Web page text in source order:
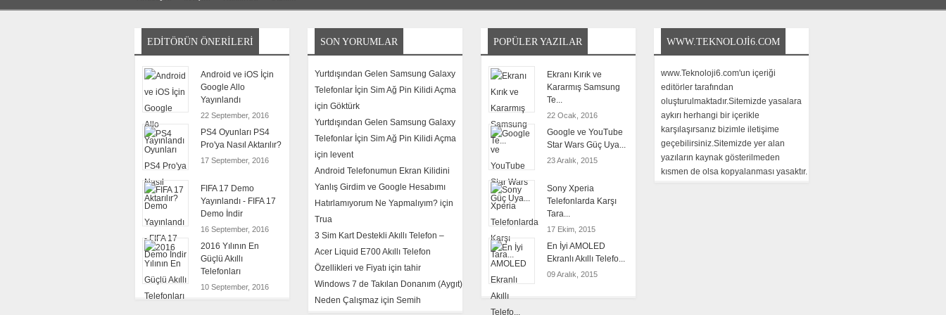
EDITÖRÜN ÖNERILERI
Android ve iOS İçin
Google Allo
Yayınlandı
22 September, 2016
PS4 Oyunları PS4
Pro'ya Nasıl Aktarılır?
17 September, 2016
FIFA 17 Demo
Yayınlandı - FIFA 17
Demo İndir
16 September, 2016
2016 Yılının En
Güçlü Akıllı
Telefonları
10 September, 2016
SON YORUMLAR
Yurtdışından Gelen Samsung Galaxy
Telefonlar İçin Sim Ağ Pin Kilidi Açma
için Göktürk
Yurtdışından Gelen Samsung Galaxy
Telefonlar İçin Sim Ağ Pin Kilidi Açma
için levent
Android Telefonumun Ekran Kilidini
Yanlış Girdim ve Google Hesabımı
Hatırlamıyorum Ne Yapmalıyım? için
Trua
3 Sim Kart Destekli Akıllı Telefon –
Acer Liquid E700 Akıllı Telefon
Özellikleri ve Fiyatı için tahir
Windows 7 de Takılan Donanım (Aygıt)
Neden Çalışmaz için Semih
POPÜLER YAZILAR
Ekranı Kırık ve
Kararmış Samsung
Te...
22 Ocak, 2016
Google ve YouTube
Star Wars Güç Uya...
23 Aralık, 2015
Sony Xperia
Telefonlarda Karşı
Tara...
17 Ekim, 2015
En İyi AMOLED
Ekranlı Akıllı Telefo...
09 Aralık, 2015
WWW.TEKNOLOJI6.COM
www.Teknoloji6.com'un içeriği
editörler tarafından
oluşturulmaktadır.Sitemizde yasalara
aykırı herhangi bir içerikle
karşılaşırsanız bizimle iletişime
geçebilirsiniz.Sitemizde yer alan
yazıların kaynak gösterilmeden
kısmen de olsa kopyalanması yasaktır.